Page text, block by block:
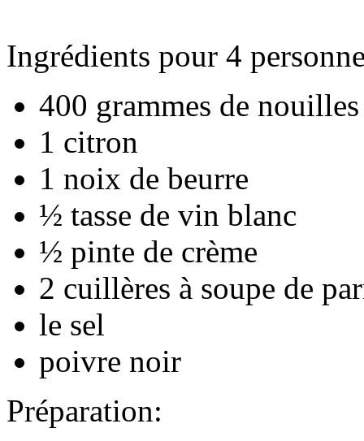
Ingrédients pour 4
400 grammes de nouilles
1 citron
1 noix de beurre
½ tasse de vin blanc
½ pinte de crème
2 cuillères à soupe de
le sel
poivre noir
Préparation: